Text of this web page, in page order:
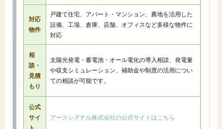
対応
物件
戸建て住宅、アパート・マンション、農地を活用した
設備、工場、倉庫、店舗、オフィスなど多様な物件に
対応
相
談・
見積
もり
太陽光発電・蓄電池・オール電化の導入相談、発電量
や収支シミュレーション、補助金や制度の活用につい
ての相談が可能です。
公式
サイ
アースシグナル株式会社の公式サイトはこちら